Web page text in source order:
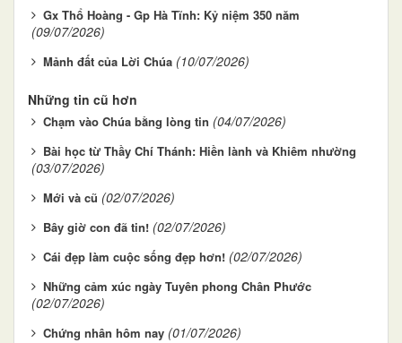
Gx Thổ Hoàng - Gp Hà Tĩnh: Kỷ niệm 350 năm
(09/07/2026)
Mảnh đất của Lời Chúa (10/07/2026)
Những tin cũ hơn
Chạm vào Chúa bằng lòng tin (04/07/2026)
Bài học từ Thầy Chí Thánh: Hiền lành và Khiêm nhường
(03/07/2026)
Mới và cũ (02/07/2026)
Bây giờ con đã tin! (02/07/2026)
Cái đẹp làm cuộc sống đẹp hơn! (02/07/2026)
Những cảm xúc ngày Tuyên phong Chân Phước
(02/07/2026)
Chứng nhân hôm nay (01/07/2026)